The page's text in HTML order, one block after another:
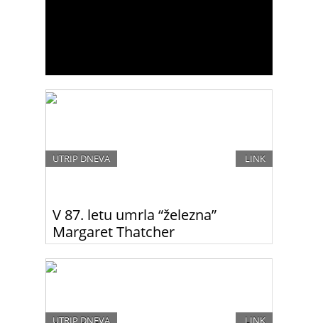
V 87. letu umrla “železna”
Margaret Thatcher
UTRIP DNEVA
ženska, ki je sedla na premierski stolček britanske
vlade. S svojo politiko si je pridobila naziv “železna
LINK
UTRIP DNEVA LINK